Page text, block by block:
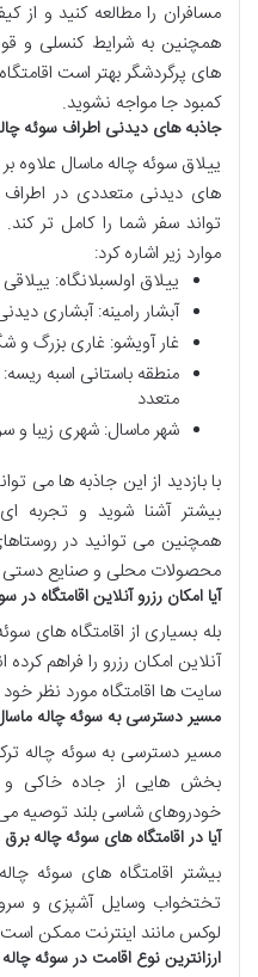
مسافران را مطالعه کنید و از
همچنین به شرایط کنسلی و
های پرگردشگر بهتر است
کمبود جا مواجه نشوید.
جاذبه های دیدنی اطراف سوئه
ییلاق سوئه چاله ماسال علاوه
های دیدنی متعددی در
تواند سفر شما را کامل تر
موارد زیر اشاره کرد:
ییلاق اولسبلانگاه:
آبشار رامینه: آبشاری
غار آویشو: غاری بزرگ و
منطقه باستانی اسبه
متعدد
شهر ماسال: شهری زیبا و
با بازدید از این جاذبه ها می
بیشتر آشنا شوید و تجربه
همچنین می توانید در
محصولات محلی و صنایع دستی
آیا امکان رزرو آنلاین اقامتگاه
بله بسیاری از اقامتگاه های
آنلاین امکان رزرو را فراهم
سایت ها اقامتگاه مورد نظر خود
مسیر دسترسی به سوئه چاله
مسیر دسترسی به سوئه چاله
بخش هایی از جاده خاکی و
خودروهای شاسی بلند توصیه
آیا در اقامتگاه های سوئه چاله
بیشتر اقامتگاه های سوئه
تختخواب وسایل آشپزی و
لوکس مانند اینترنت ممکن است
ارزانترین نوع اقامت در سوئه